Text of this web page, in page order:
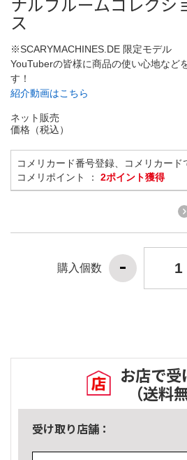
ス
※SCARYMACHINES.DE 限定モデル
YouTuberの皆様に商品の使い心地など
す！
紹介動画はこちら
ネット販売
価格（税込）
コメリカード番号登録、コメリカード
コメリポイント ： 2ポイント獲得
購入個数
お店で受
（送料
受け取り店舗：